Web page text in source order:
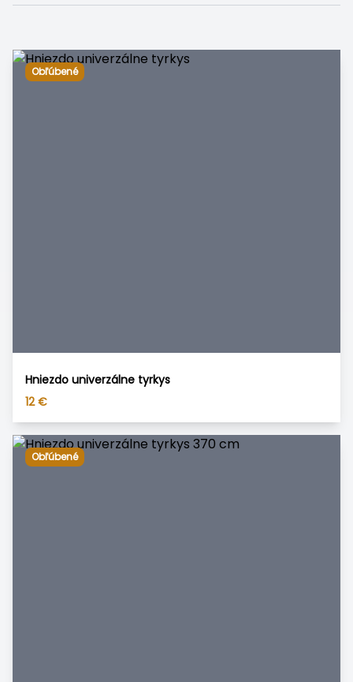
Obľúbené
Hniezdo univerzálne tyrkys
12 €
Obľúbené